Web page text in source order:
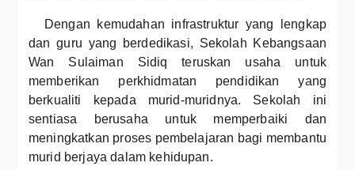
Dengan kemudahan infrastruktur yang lengkap
dan guru yang berdedikasi, Sekolah Kebangsaan
Wan Sulaiman Sidiq teruskan usaha untuk
memberikan perkhidmatan pendidikan yang
berkualiti kepada murid-muridnya. Sekolah ini
sentiasa berusaha untuk memperbaiki dan
meningkatkan proses pembelajaran bagi membantu
murid berjaya dalam kehidupan.